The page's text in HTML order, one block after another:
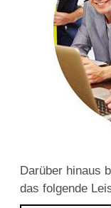
Darüber hinaus
das folgende